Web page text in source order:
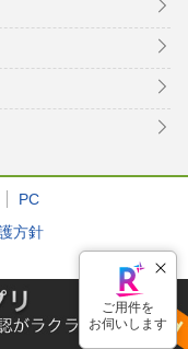
PC
方針
ご用件を
お伺いします